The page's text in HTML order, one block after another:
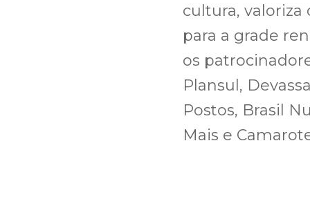
cultura, valoriza
para a grade
os
Plansul,
Postos, Brasil
Mais e